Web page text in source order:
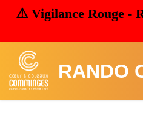
⚠️ Vigilance Rouge -
RANDO